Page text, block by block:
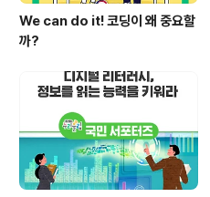
We can do it! 코딩이 왜 중요할
까?